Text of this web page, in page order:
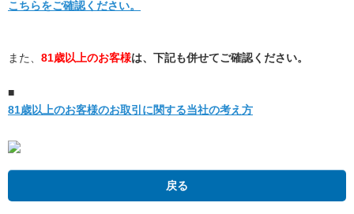
こちらをご確認ください。
また、 81歳以上のお客様は、下記も併せてご確認ください。
■
81歳以上のお客様のお取引に関する当社の考え方
戻る